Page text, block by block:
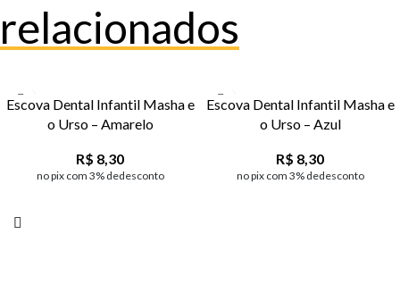
relacionados
Escova Dental Infantil Masha e
o Urso – Amarelo
R$ 8,30
no pix com 3% dedesconto
Escova Dental Infantil Masha e
o Urso – Azul
R$ 8,30
no pix com 3% dedesconto